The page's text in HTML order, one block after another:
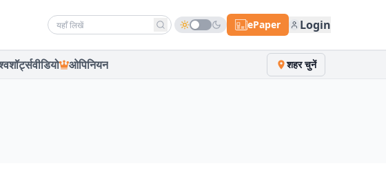
Search news ePaper Login
शॉर्ट्सवीडियो ओपिनियन शहर चुनें